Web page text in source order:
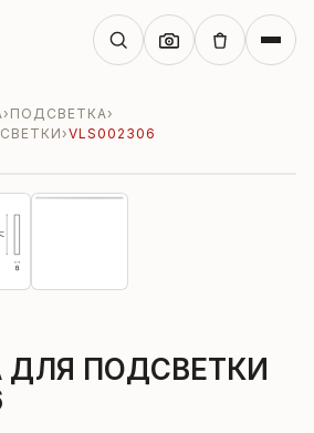
› ПОДСВЕТКА›
›VLS002306
ДЛЯ ПОДСВЕТКИ